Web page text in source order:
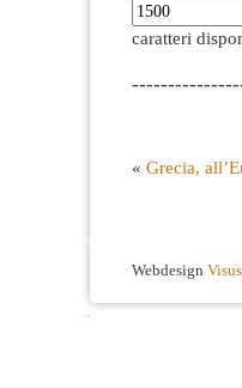
caratteri
« Grecia,
Webdesign Visus